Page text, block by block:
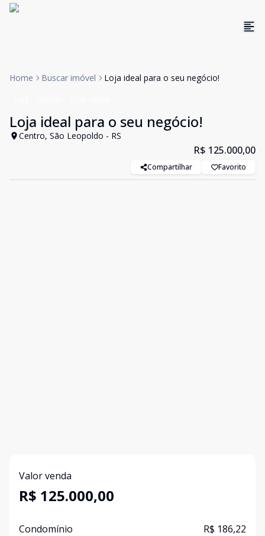
Home Buscar imóvel Loja ideal para o seu negócio!
Loja ideal para o seu negócio!
Centro, São Leopoldo - RS
R$ 125.000,00
Compartilhar Favorito
Valor venda
R$ 125.000,00
Condomínio R$ 186,22